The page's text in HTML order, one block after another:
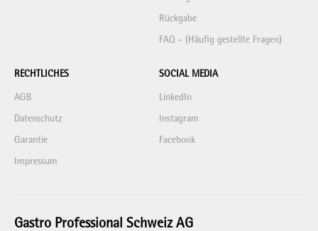
Rückgabe
FAQ - (Häufig gestellte Fragen)
RECHTLICHES
AGB
Datenschutz
Garantie
Impressum
SOCIAL MEDIA
LinkedIn
Instagram
Facebook
Gastro Professional Schweiz AG